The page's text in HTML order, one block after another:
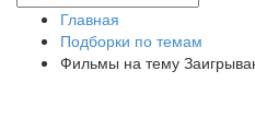
Главная
Подборки по темам
Фильмы на тему